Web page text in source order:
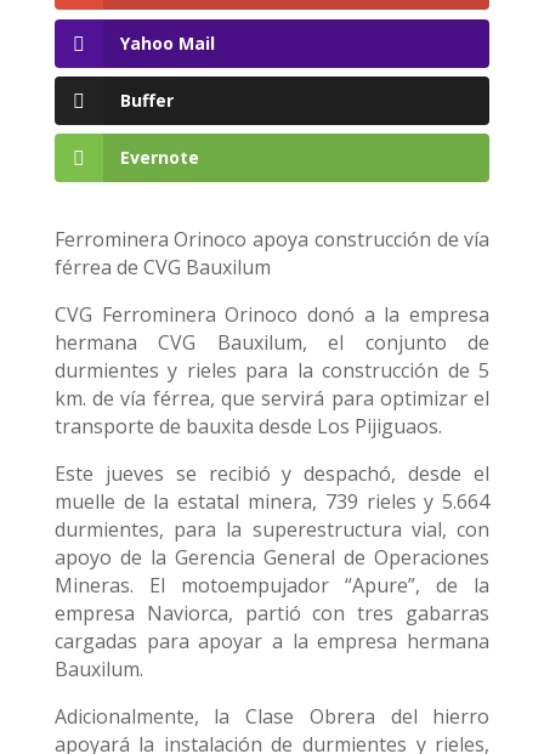
Yahoo Mail
Buffer
Evernote
Ferrominera Orinoco apoya construcción de vía
férrea de CVG Bauxilum
CVG Ferrominera Orinoco donó a la empresa
hermana CVG Bauxilum, el conjunto de
durmientes y rieles para la construcción de 5
km. de vía férrea, que servirá para optimizar el
transporte de bauxita desde Los Pijiguaos.
Este jueves se recibió y despachó, desde el
muelle de la estatal minera, 739 rieles y 5.664
durmientes, para la superestructura vial, con
apoyo de la Gerencia General de Operaciones
Mineras. El motoempujador “Apure”, de la
empresa Naviorca, partió con tres gabarras
cargadas para apoyar a la empresa hermana
Bauxilum.
Adicionalmente, la Clase Obrera del hierro
apoyará la instalación de durmientes y rieles,